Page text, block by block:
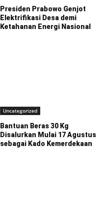
Presiden Prabowo Genjot
Elektrifikasi Desa demi
Ketahanan Energi Nasional
Uncategorized
Bantuan Beras 30 Kg
Disalurkan Mulai 17 Agustus
sebagai Kado Kemerdekaan